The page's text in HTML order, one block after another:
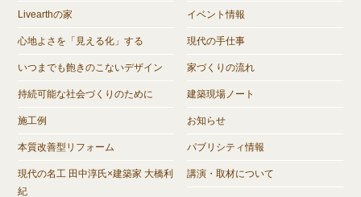
Livearthの家
心地よさを「見える化」する
いつまでも飽きのこないデザイン
持続可能な社会づくりのために
施工例
本質改善型リフォーム
現代の名工 田中淳氏×建築家 大橋利
紀
イベント情報
現代の手仕事
家づくりの流れ
建築現場ノート
お知らせ
パブリシティ情報
講演・取材について